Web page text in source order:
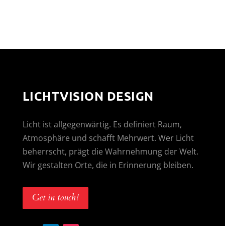
LICHTVISION DESIGN
Licht ist allgegenwärtig. Es definiert Raum,
Atmosphäre und schafft Mehrwert. Wer Licht
beherrscht, prägt die Wahrnehmung der Welt.
Wir gestalten Orte, die in Erinnerung bleiben.
Get in touch!